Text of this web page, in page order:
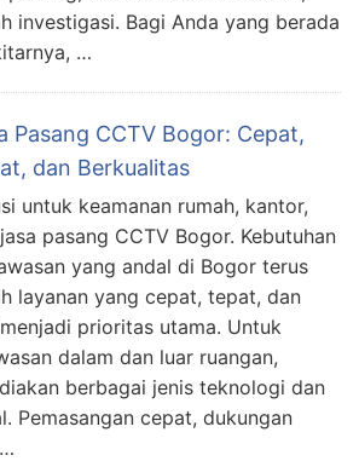
investigasi. Bagi Anda yang berada
…
Pasang CCTV Bogor: Cepat,
dan Berkualitas
untuk keamanan rumah, kantor,
pasang CCTV Bogor. Kebutuhan
yang andal di Bogor terus
layanan yang cepat, tepat, dan
prioritas utama. Untuk
dalam dan luar ruangan,
berbagai jenis teknologi dan
Pemasangan cepat, dukungan